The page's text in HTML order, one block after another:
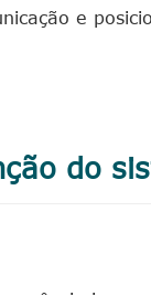
e
do